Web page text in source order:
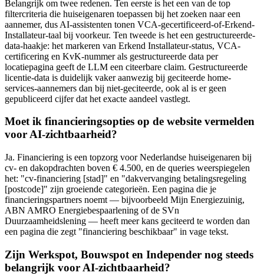
Belangrijk om twee redenen. Ten eerste is het een van de top
filtercriteria die huiseigenaren toepassen bij het zoeken naar een
aannemer, dus AI-assistenten tonen VCA-gecertificeerd-of-Erkend-
Installateur-taal bij voorkeur. Ten tweede is het een gestructureerde-
data-haakje: het markeren van Erkend Installateur-status, VCA-
certificering en KvK-nummer als gestructureerde data per
locatiepagina geeft de LLM een citeerbare claim. Gestructureerde
licentie-data is duidelijk vaker aanwezig bij geciteerde home-
services-aannemers dan bij niet-geciteerde, ook al is er geen
gepubliceerd cijfer dat het exacte aandeel vastlegt.
Moet ik financieringsopties op de website vermelden
voor AI-zichtbaarheid?
Ja. Financiering is een topzorg voor Nederlandse huiseigenaren bij
cv- en dakopdrachten boven € 4.500, en de queries weerspiegelen
het: "cv-financiering [stad]" en "dakvervanging betalingsregeling
[postcode]" zijn groeiende categorieën. Een pagina die je
financieringspartners noemt — bijvoorbeeld Mijn Energiezuinig,
ABN AMRO Energiebespaarlening of de SVn
Duurzaamheidslening — heeft meer kans geciteerd te worden dan
een pagina die zegt "financiering beschikbaar" in vage tekst.
Zijn Werkspot, Bouwspot en Independer nog steeds
belangrijk voor AI-zichtbaarheid?